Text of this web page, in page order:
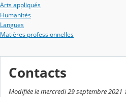
Arts appliqués
Humanités
Langues
Matières professionnelles
Contacts
Modifiée le mercredi 29 septembre 2021